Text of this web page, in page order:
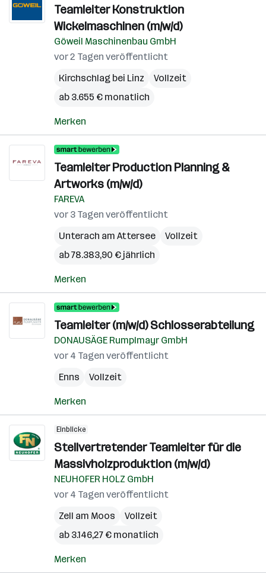
Teamleiter Konstruktion
Wickelmaschinen (m/w/d)
Göweil Maschinenbau GmbH
vor 2 Tagen veröffentlicht
Kirchschlag bei Linz
Vollzeit
ab 3.655 € monatlich
Merken
Teamleiter Production Planning &
Artworks (m/w/d)
FAREVA
vor 3 Tagen veröffentlicht
Unterach am Attersee
Vollzeit
ab 78.383,90 € jährlich
Merken
Teamleiter (m/w/d) Schlosserabteilung
DONAUSÄGE Rumplmayr GmbH
vor 4 Tagen veröffentlicht
Enns
Vollzeit
Merken
Einblicke
Stellvertretender Teamleiter für die
Massivholzproduktion (m/w/d)
NEUHOFER HOLZ GmbH
vor 4 Tagen veröffentlicht
Zell am Moos
Vollzeit
ab 3.146,27 € monatlich
Merken